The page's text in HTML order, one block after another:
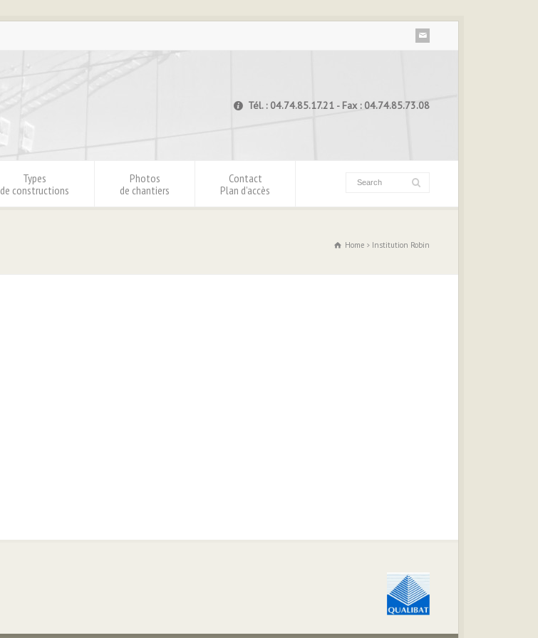
Tél. : 04.74.85.17.21 - Fax : 04.74.85.73.08
Types
de constructions
Photos
de chantiers
Contact
Plan d’accès
Home Institution Robin